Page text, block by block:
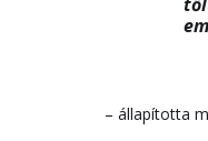
– állapította